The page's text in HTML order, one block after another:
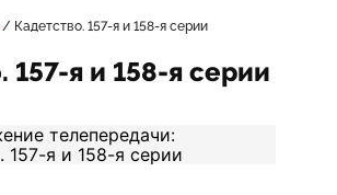
Кадетство. 157-я и 158-я серии
157-я и 158-я серии